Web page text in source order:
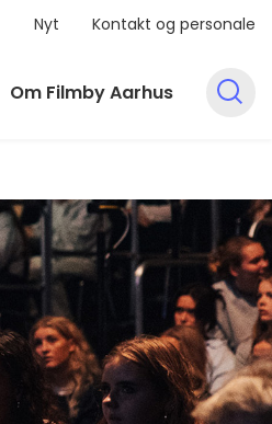
Nyt Kontakt og personale
Om Filmby Aarhus